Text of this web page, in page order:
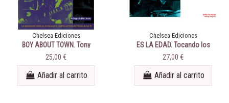
Chelsea Ediciones
BOY ABOUT TOWN. Tony
Fletcher
25,00 €
Añadir al carrito
Chelsea Ediciones
ES LA EDAD. Tocando los
tambores con los Salvajes
27,00 €
Añadir al carrito